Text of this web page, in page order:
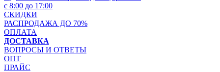
с 8:00 до 17:00
СКИДКИ
РАСПРОДАЖА ДО 70%
ОПЛАТА
ДОСТАВКА
ВОПРОСЫ И ОТВЕТЫ
ОПТ
ПРАЙС